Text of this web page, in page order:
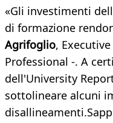
«Gli investimenti
di formazione
Agrifoglio,
Professional -. A
dell'University
sottolineare alcuni